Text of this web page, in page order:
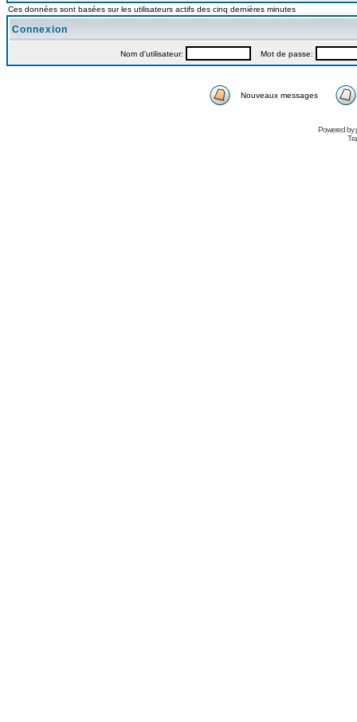
Ces données sont basées sur les utilisateurs actifs des cinq dernières minutes
Connexion
Nom d'utilisateur: Mot de passe:
Nouveaux messages
Powered by